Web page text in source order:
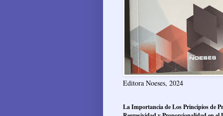
Editora Noeses, 2024
La Importancia de Los Principios de